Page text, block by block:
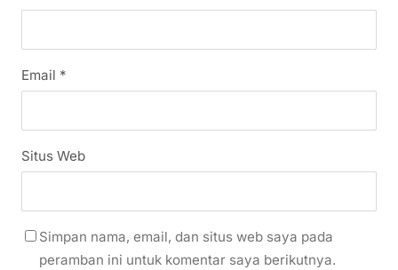
Email *
Situs Web
Simpan nama, email, dan situs web saya pada
peramban ini untuk komentar saya berikutnya.